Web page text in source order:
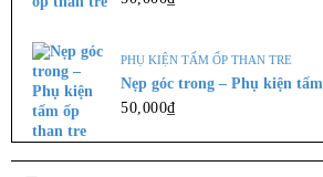
TẤM NHỰA GIẢ GỖ,TRẦN NHỰA
Tấm ốp nhựa Nano Bình Minh
160,000₫–
PHỤ KIỆN TẤM ỐP THAN TRE
Nẹp góc trong – Phụ kiện
50,000₫